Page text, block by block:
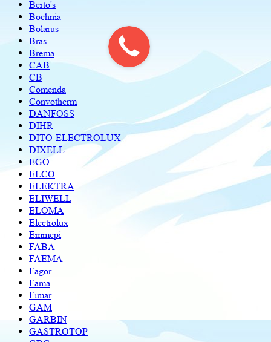
Berto's
Bochnia
Bolarus
Bras
Brema
CAB
CB
Comenda
Convotherm
DANFOSS
DIHR
DITO-ELECTROLUX
DIXELL
EGO
ELCO
ELEKTRA
ELIWELL
ELOMA
Electrolux
Emmepi
FABA
FAEMA
Fagor
Fama
Fimar
GAM
GARBIN
GASTROTOP